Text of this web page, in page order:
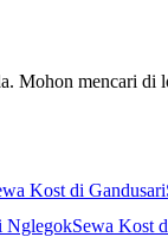
Mohon mencari di
Kost di Gandusari
NglegokSewa Kost